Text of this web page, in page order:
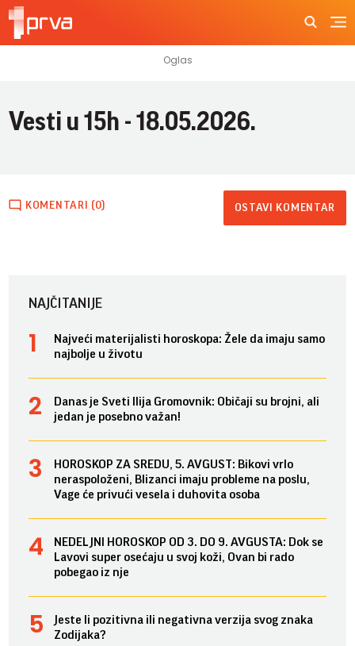
Vesti u 15h - 18.05.2026.
KOMENTARI (0) OSTAVI KOMENTAR
NAJČITANIJE
Najveći materijalisti horoskopa: Žele da imaju samo
najbolje u životu
Danas je Sveti Ilija Gromovnik: Običaji su brojni, ali
jedan je posebno važan!
HOROSKOP ZA SREDU, 5. AVGUST: Bikovi vrlo
neraspoloženi, Blizanci imaju probleme na poslu,
Vage će privući vesela i duhovita osoba
NEDELJNI HOROSKOP OD 3. DO 9. AVGUSTA: Dok se
Lavovi super osećaju u svoj koži, Ovan bi rado
pobegao iz nje
Jeste li pozitivna ili negativna verzija svog znaka
Zodijaka?